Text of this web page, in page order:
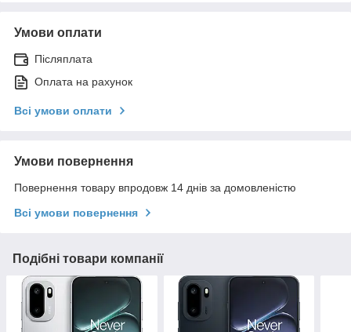
Умови оплати
Післяплата
Оплата на рахунок
Всі умови оплати
Умови повернення
Повернення товару впродовж 14 днів за домовленістю
Всі умови повернення
Подібні товари компанії